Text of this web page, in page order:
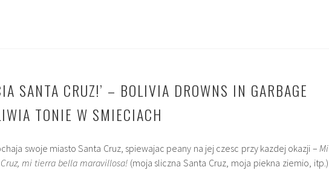
SANTA CRUZ!’ – BOLIVIA DROWNS IN GARBAGE
TONIE W SMIECIACH
swoje miasto Santa Cruz, spiewajac peany na jej czesc przy kazdej okazji – Mi
mi tierra bella maravillosa!(moja sliczna Santa Cruz, moja piekna ziemio, itp.)